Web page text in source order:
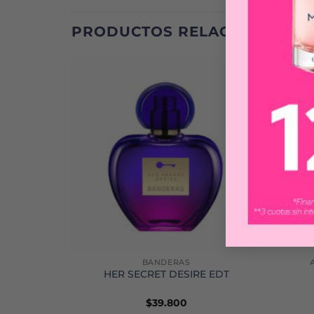
PRODUCTOS RELACIONADOS
BANDERAS
HER SECRET DESIRE EDT
$39.800